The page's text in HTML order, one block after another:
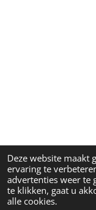
Deze website maakt
ervaring te
advertenties weer te
te klikken, gaat u
alle cookies.